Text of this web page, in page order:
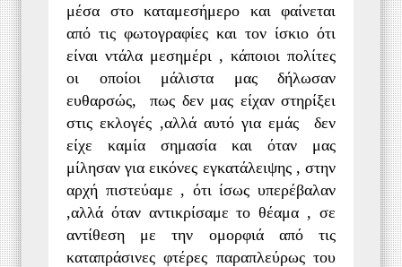
μέσα στο καταμεσήμερο και φαίνεται
από τις φωτογραφίες και τον ίσκιο ότι
είναι ντάλα μεσημέρι , κάποιοι πολίτες
οι οποίοι μάλιστα μας δήλωσαν
ευθαρσώς, πως δεν μας είχαν στηρίξει
στις εκλογές ,αλλά αυτό για εμάς δεν
είχε καμία σημασία και όταν μας
μίλησαν για εικόνες εγκατάλειψης , στην
αρχή πιστεύαμε , ότι ίσως υπερέβαλαν
,αλλά όταν αντικρίσαμε το θέαμα , σε
αντίθεση με την ομορφιά από τις
καταπράσινες φτέρες παραπλεύρως του